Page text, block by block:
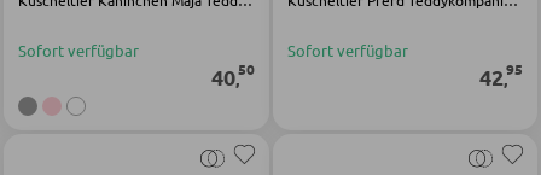
Anbauwände
AUSSENBELEUCHTUNG
Solarleuchten
Sofort verfügbar
40,50
Sofort verfügbar
42,95